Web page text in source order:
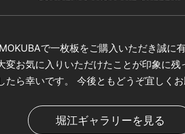
で一枚板をご購入いただき誠に
変お気に入りいただけたことが印象に
たら幸いです。 今後ともどうぞ宜しくお
堀江ギャラリーを見る